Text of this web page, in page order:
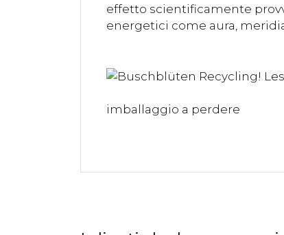
effetto scientificamente
energetici come aura,
imballaggio a perdere